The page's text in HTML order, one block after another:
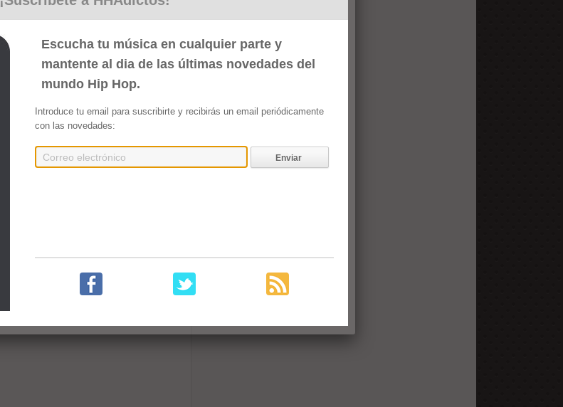
Escucha tu música en cualquier parte y
mantente al dia de las últimas novedades del
mundo Hip Hop.
Introduce tu email para suscribirte y recibirás un email periódicamente
con las novedades:
Enviar